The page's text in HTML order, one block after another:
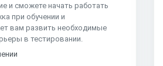
и сможете начать работать
при обучении и
вам развить необходимые
в тестировании.